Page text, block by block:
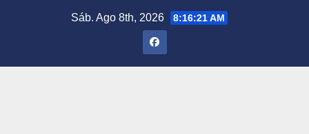
Sáb. Ago 8th, 2026 8:16:22 AM